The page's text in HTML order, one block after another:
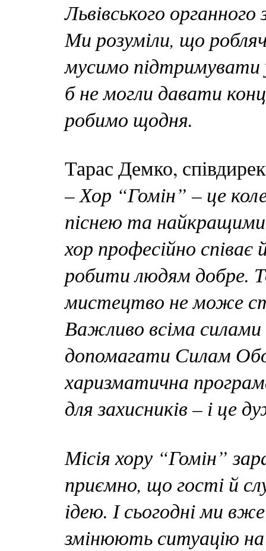
Львівського
Ми розуміли, що
мусимо підтримувати
б не могли давати
робимо щодня.
Тарас Демко,
– Хор “Гомін” – це
піснею та найкращими
хор професійно
робити людям добре.
мистецтво не може
Важливо всіма
допомагати Силам
харизматична
для захисників – і це
Місія хору “Гомін”
приємно, що гості й
ідею. І сьогодні ми
змінюють ситуацію на